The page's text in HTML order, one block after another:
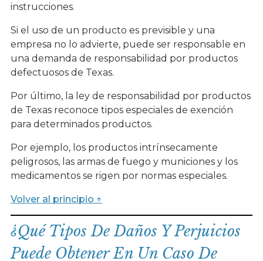
instrucciones.
Si el uso de un producto es previsible y una
empresa no lo advierte, puede ser responsable en
una demanda de responsabilidad por productos
defectuosos de Texas.
Por último, la ley de responsabilidad por productos
de Texas reconoce tipos especiales de exención
para determinados productos.
Por ejemplo, los productos intrínsecamente
peligrosos, las armas de fuego y municiones y los
medicamentos se rigen por normas especiales.
Volver al principio ↑
¿Qué Tipos De Daños Y Perjuicios
Puede Obtener En Un Caso De